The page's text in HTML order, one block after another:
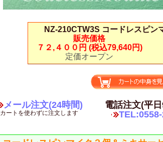
NZ-210CTW3S コードレスピン
販売価格
７２,４００円 (税込79,640円)
定価オープン
メール注文(24時間)
カートを使わずに注文します
電話注文(平